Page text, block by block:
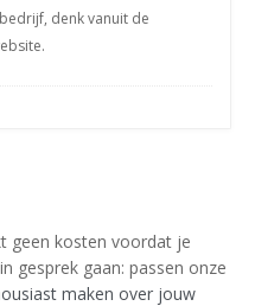
denk vanuit de
geen kosten voordat je
gesprek gaan: passen onze
maken over jouw